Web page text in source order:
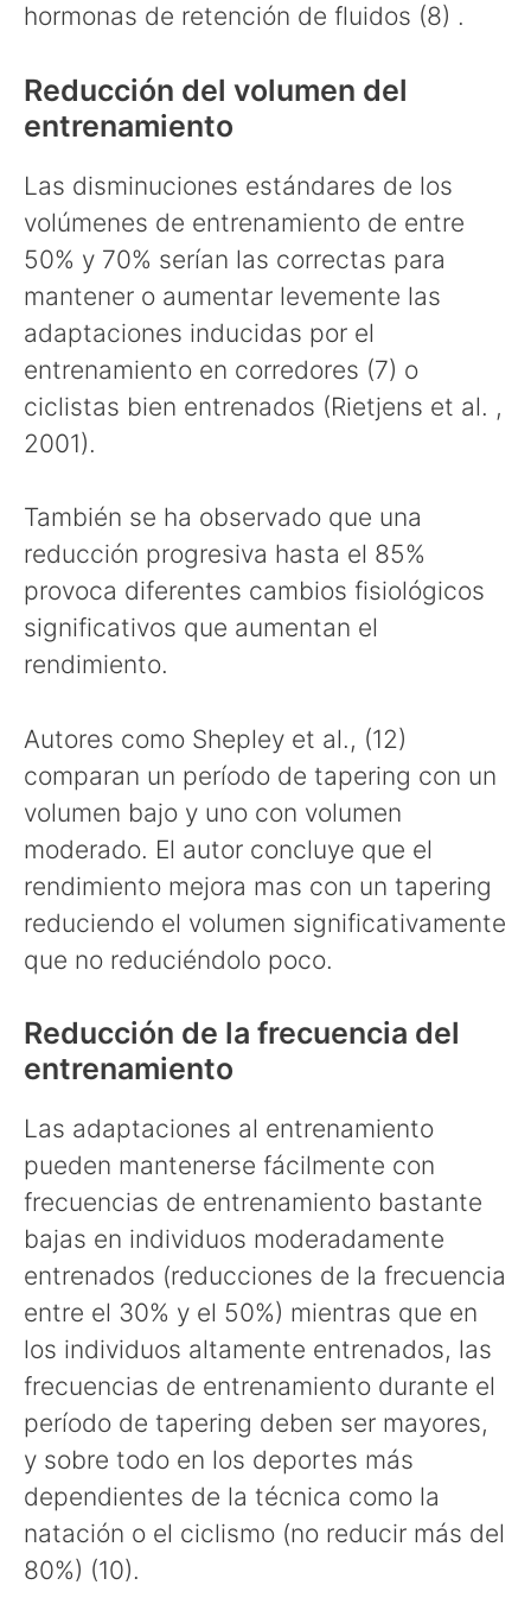
hormonas de retención de fluidos (8) .
Reducción del volumen del
entrenamiento
Las disminuciones estándares de los
volúmenes de entrenamiento de entre
50% y 70% serían las correctas para
mantener o aumentar levemente las
adaptaciones inducidas por el
entrenamiento en corredores (7) o
ciclistas bien entrenados (Rietjens et al. ,
2001).
También se ha observado que una
reducción progresiva hasta el 85%
provoca diferentes cambios fisiológicos
significativos que aumentan el
rendimiento.
Autores como Shepley et al., (12)
comparan un período de tapering con un
volumen bajo y uno con volumen
moderado. El autor concluye que el
rendimiento mejora mas con un tapering
reduciendo el volumen significativamente
que no reduciéndolo poco.
Reducción de la frecuencia del
entrenamiento
Las adaptaciones al entrenamiento
pueden mantenerse fácilmente con
frecuencias de entrenamiento bastante
bajas en individuos moderadamente
entrenados (reducciones de la frecuencia
entre el 30% y el 50%) mientras que en
los individuos altamente entrenados, las
frecuencias de entrenamiento durante el
período de tapering deben ser mayores,
y sobre todo en los deportes más
dependientes de la técnica como la
natación o el ciclismo (no reducir más del
80%) (10).